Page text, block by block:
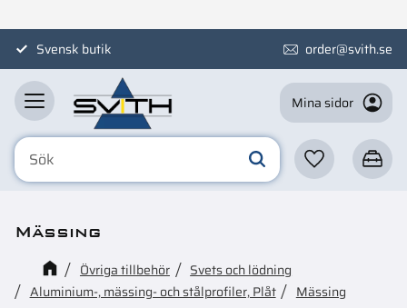
MenySvensk butik order@svith.se
Mina sidor
Favoriter
Mässing
Övriga tillbehör
Svets och lödning
Aluminium-, mässing- och stålprofiler, Plåt
Mässing